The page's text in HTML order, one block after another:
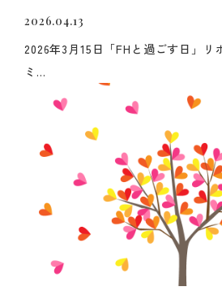
2026.04.13
2026年3月15日「FHと過ごす日」リ
ミ...